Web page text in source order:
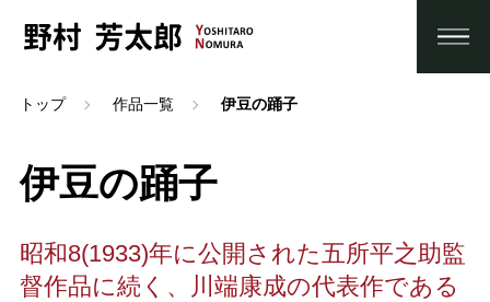
トップ 作品一覧 伊豆の踊子
伊豆の踊子
昭和8(1933)年に公開された五所平之助監
督作品に続く、川端康成の代表作である